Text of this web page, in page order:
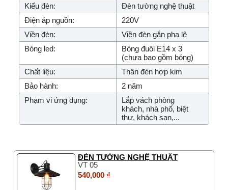
Kiểu đèn:
Đèn tường nghệ thuật
Điện áp nguồn:
220V
Viền đèn:
Viền đèn gắn pha lê
Bóng led:
Bóng đuôi E14 x 3
(chưa bao gồm bóng)
Chất liệu:
Thân đèn hợp kim
Bảo hành:
2 năm
Phạm vi ứng dụng:
Lắp vách phòng
khách, nhà phố, biệt
thự, khách sạn,...
ĐÈN TƯỜNG NGHỆ THUẬT
VT 05
540,000 ₫